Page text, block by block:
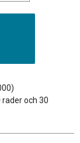
och 30